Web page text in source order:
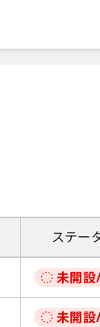
ステー
未開
未開